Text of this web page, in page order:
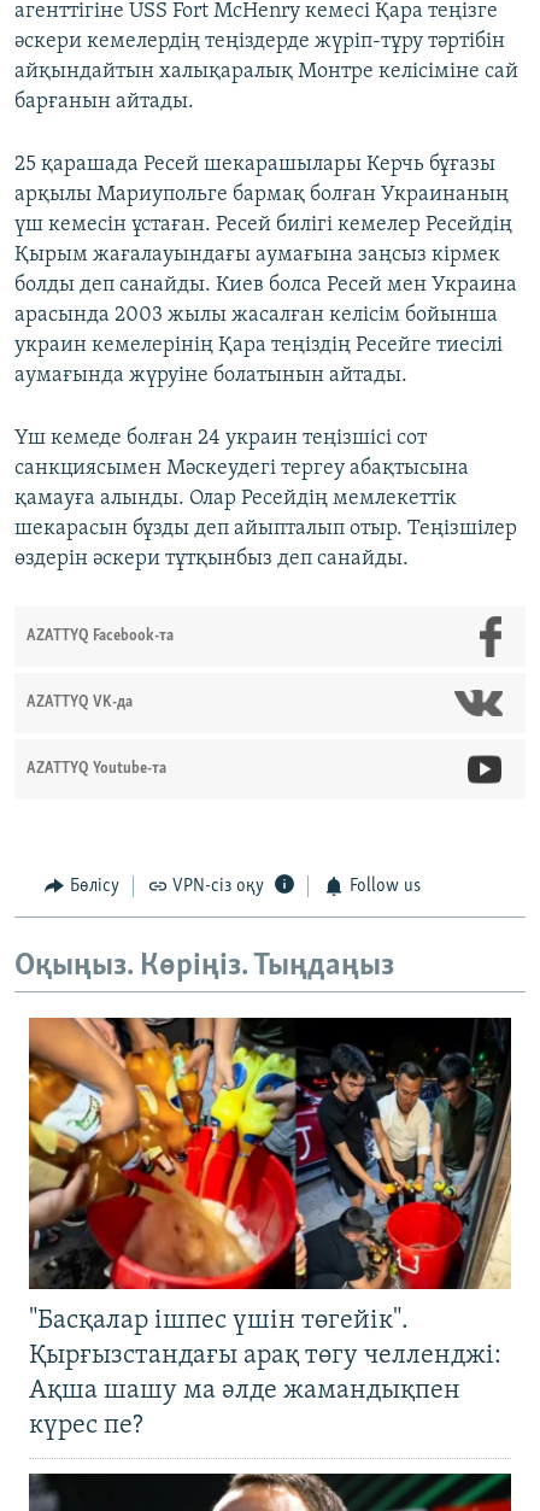
агенттігіне USS Fort McHenry кемесі Қара теңізге
әскери кемелердің теңіздерде жүріп-тұру тәртібін
айқындайтын халықаралық Монтре келісіміне сай
барғанын айтады.
25 қарашада Ресей шекарашылары Керчь бұғазы
арқылы Мариупольге бармақ болған Украинаның
үш кемесін ұстаған. Ресей билігі кемелер Ресейдің
Қырым жағалауындағы аумағына заңсыз кірмек
болды деп санайды. Киев болса Ресей мен Украина
арасында 2003 жылы жасалған келісім бойынша
украин кемелерінің Қара теңіздің Ресейге тиесілі
аумағында жүруіне болатынын айтады.
Үш кемеде болған 24 украин теңізшісі сот
санкциясымен Мәскеудегі тергеу абақтысына
қамауға алынды. Олар Ресейдің мемлекеттік
шекарасын бұзды деп айыпталып отыр. Теңізшілер
өздерін әскери тұтқынбыз деп санайды.
AZATTYQ Facebook-та
AZATTYQ VK-да
AZATTYQ Youtube-та
Бөлісу VPN-сіз оқу Follow us
Оқыңыз. Көріңіз. Тыңдаңыз
"Басқалар ішпес үшін төгейік".
Қырғызстандағы арақ төгу челленджі:
Ақша шашу ма әлде жамандықпен
күрес пе?